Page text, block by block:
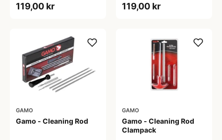
119,00 kr 119,00 kr
GAMO
Gamo - Cleaning Rod
GAMO
Gamo - Cleaning Rod
Clampack